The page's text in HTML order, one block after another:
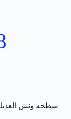
سطحه ونش